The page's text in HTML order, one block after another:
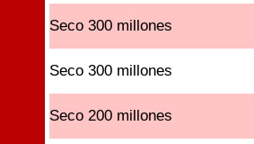
Seco 300 millones
Seco 300 millones
Seco 200 millones